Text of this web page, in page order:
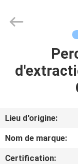
MAISON
AU
SUJET
(Beijing)
Lieu d'origine:
Nom de marque:
Certification: